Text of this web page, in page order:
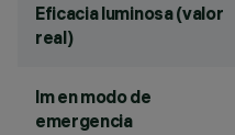
Eficacia luminosa (valor
real)
lm en modo de
emergencia